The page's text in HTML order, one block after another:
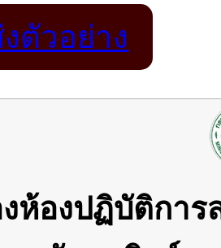
ตัวอย่าง
ห้องปฏิบัติกา